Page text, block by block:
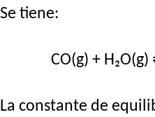
Se tiene:
CO(g) +
La constante de